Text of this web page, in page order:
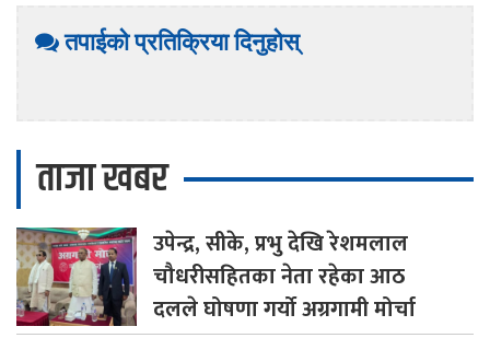
तपाईको प्रतिक्रिया दिनुहोस्
ताजा खबर
उपेन्द्र,सीके, प्रभु देखि रेशमलाल
चौधरीसहितका नेता रहेका आठ
दलले घोषणा गर्यो अग्रगामी मोर्चा